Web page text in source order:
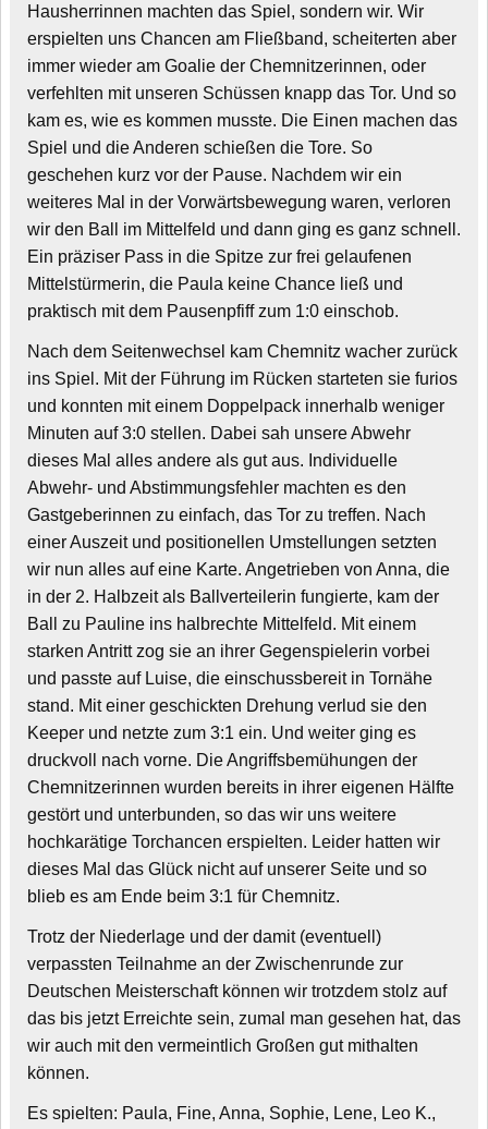
Hausherrinnen machten das Spiel, sondern wir. Wir
erspielten uns Chancen am Fließband, scheiterten aber
immer wieder am Goalie der Chemnitzerinnen, oder
verfehlten mit unseren Schüssen knapp das Tor. Und so
kam es, wie es kommen musste. Die Einen machen das
Spiel und die Anderen schießen die Tore. So
geschehen kurz vor der Pause. Nachdem wir ein
weiteres Mal in der Vorwärtsbewegung waren, verloren
wir den Ball im Mittelfeld und dann ging es ganz schnell.
Ein präziser Pass in die Spitze zur frei gelaufenen
Mittelstürmerin, die Paula keine Chance ließ und
praktisch mit dem Pausenpfiff zum 1:0 einschob.
Nach dem Seitenwechsel kam Chemnitz wacher zurück
ins Spiel. Mit der Führung im Rücken starteten sie furios
und konnten mit einem Doppelpack innerhalb weniger
Minuten auf 3:0 stellen. Dabei sah unsere Abwehr
dieses Mal alles andere als gut aus. Individuelle
Abwehr- und Abstimmungsfehler machten es den
Gastgeberinnen zu einfach, das Tor zu treffen. Nach
einer Auszeit und positionellen Umstellungen setzten
wir nun alles auf eine Karte. Angetrieben von Anna, die
in der 2. Halbzeit als Ballverteilerin fungierte, kam der
Ball zu Pauline ins halbrechte Mittelfeld. Mit einem
starken Antritt zog sie an ihrer Gegenspielerin vorbei
und passte auf Luise, die einschussbereit in Tornähe
stand. Mit einer geschickten Drehung verlud sie den
Keeper und netzte zum 3:1 ein. Und weiter ging es
druckvoll nach vorne. Die Angriffsbemühungen der
Chemnitzerinnen wurden bereits in ihrer eigenen Hälfte
gestört und unterbunden, so das wir uns weitere
hochkarätige Torchancen erspielten. Leider hatten wir
dieses Mal das Glück nicht auf unserer Seite und so
blieb es am Ende beim 3:1 für Chemnitz.
Trotz der Niederlage und der damit (eventuell)
verpassten Teilnahme an der Zwischenrunde zur
Deutschen Meisterschaft können wir trotzdem stolz auf
das bis jetzt Erreichte sein, zumal man gesehen hat, das
wir auch mit den vermeintlich Großen gut mithalten
können.
Es spielten: Paula, Fine, Anna, Sophie, Lene, Leo K.,